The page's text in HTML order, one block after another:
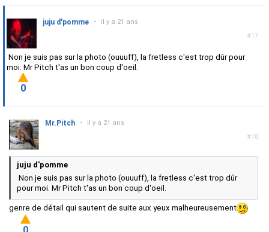
#17
juju d'pomme • il y a 21 ans
Non je suis pas sur la photo (ouuuff), la fretless c'est trop dûr pour
moi. Mr Pitch t'as un bon coup d'oeil.
0
#18
Mr.Pitch • il y a 21 ans
juju d'pomme
Non je suis pas sur la photo (ouuuff), la fretless c'est trop dûr
pour moi. Mr Pitch t'as un bon coup d'oeil.
genre de détail qui sautent de suite aux yeux malheureusement